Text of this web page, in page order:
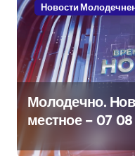
Новости
Молодечно.
местное – 07